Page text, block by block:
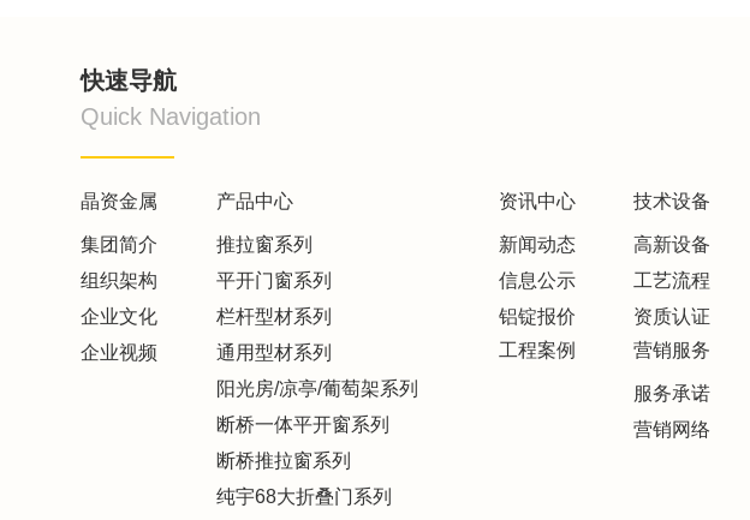
快速导航
Quick Navigation
晶资金属
集团简介
组织架构
企业文化
企业视频
产品中心
推拉窗系列
平开门窗系列
栏杆型材系列
通用型材系列
阳光房/凉亭/葡萄架系列
断桥一体平开窗系列
断桥推拉窗系列
纯宇68大折叠门系列
资讯中心
新闻动态
信息公示
铝锭报价
技术设备
高新设备
工艺流程
资质认证
工程案例
营销服务
服务承诺
营销网络